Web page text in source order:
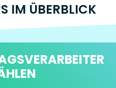
IM ÜBERBLICK